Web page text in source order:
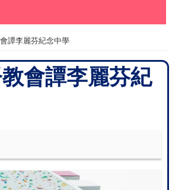
譚李麗芬紀念中學
會譚李麗芬紀